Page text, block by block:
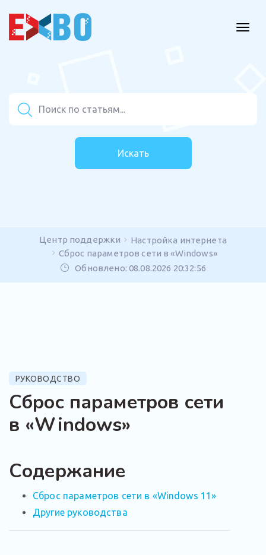
Искать
Центр поддержки
Настройка интернета
Сброс параметров сети в «Windows»
Обновлено: 08.08.2026 20:32:56
РУКОВОДСТВО
Сброс параметров сети
в «Windows»
Содержание
Сброс параметров сети в «Windows 11»
Другие руководства